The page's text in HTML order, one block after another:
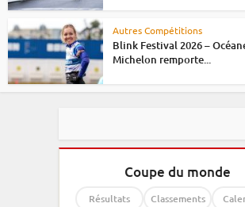
Autres Compétitions
Blink Festival 2026 –
Michelon remporte...
Coupe du monde
Résultats Classements